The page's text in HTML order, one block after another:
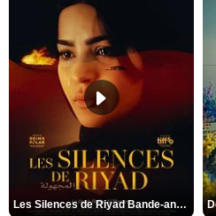
Les Silences de Riyad Bande-annonce VO STFR